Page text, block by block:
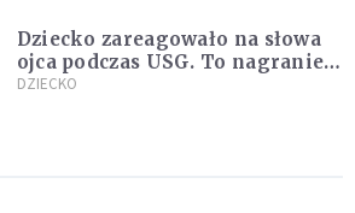
Dziecko zareagowało na słowa
ojca podczas USG. To nagranie
podbija sieć
DZIECKO